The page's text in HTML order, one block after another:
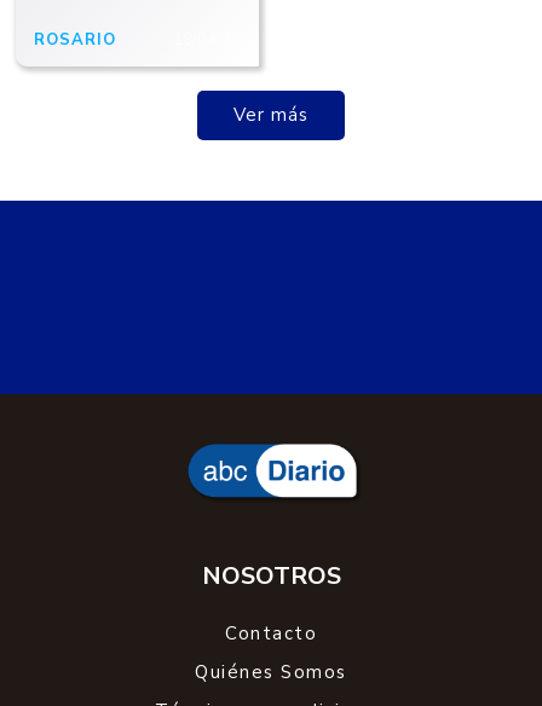
hallar muerta a una
pareja
ROSARIO
Ver más
NOSOTROS
Contacto
Quiénes Somos